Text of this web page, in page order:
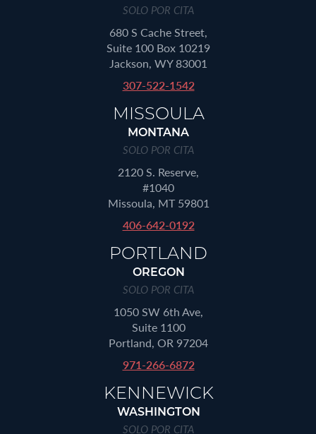
SOLO POR CITA
680 S Cache Street,
Suite 100 Box 10219
Jackson, WY 83001
307-522-1542
MISSOULA
MONTANA
SOLO POR CITA
2120 S. Reserve,
#1040
Missoula, MT 59801
406-642-0192
PORTLAND
OREGON
SOLO POR CITA
1050 SW 6th Ave,
Suite 1100
Portland, OR 97204
971-266-6872
KENNEWICK
WASHINGTON
SOLO POR CITA